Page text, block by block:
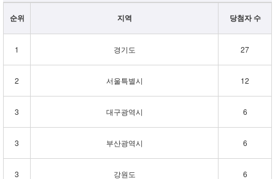
순위 지역 당첨자 수
1 경기도 27
2 서울특별시 12
3 대구광역시 6
3 부산광역시 6
3 강원도 6